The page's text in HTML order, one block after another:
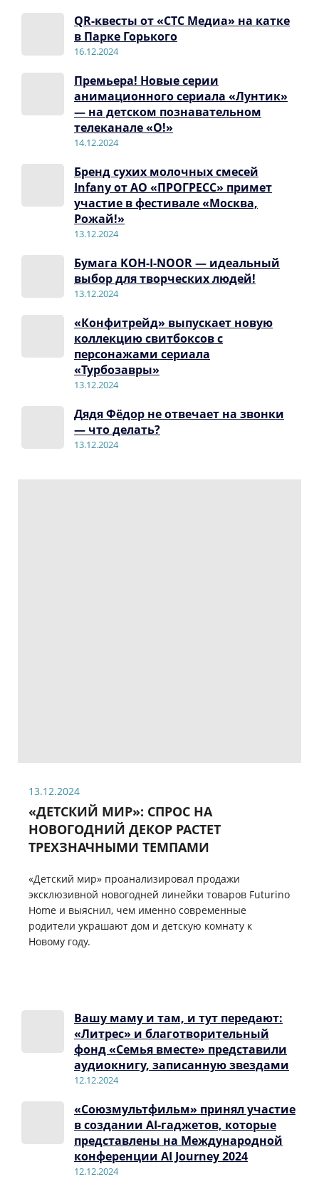
QR-квесты от «СТС Медиа» на катке
в Парке Горького
16.12.2024
Премьера! Новые серии
анимационного сериала «Лунтик»
— на детском познавательном
телеканале «О!»
14.12.2024
Бренд сухих молочных смесей
Infany от АО «ПРОГРЕСС» примет
участие в фестивале «Москва,
Рожай!»
13.12.2024
Бумага KOH-I-NOOR — идеальный
выбор для творческих людей!
13.12.2024
«Конфитрейд» выпускает новую
коллекцию свитбоксов с
персонажами сериала
«Турбозавры»
13.12.2024
Дядя Фёдор не отвечает на звонки
— что делать?
13.12.2024
13.12.2024
«ДЕТСКИЙ МИР»: СПРОС НА
НОВОГОДНИЙ ДЕКОР РАСТЕТ
ТРЕХЗНАЧНЫМИ ТЕМПАМИ
«Детский мир» проанализировал продажи
эксклюзивной новогодней линейки товаров Futurino
Home и выяснил, чем именно современные
родители украшают дом и детскую комнату к
Новому году.
Вашу маму и там, и тут передают:
«Литрес» и благотворительный
фонд «Семья вместе» представили
аудиокнигу, записанную звездами
12.12.2024
«Союзмультфильм» принял участие
в создании AI-гаджетов, которые
представлены на Международной
конференции AI Journey 2024
12.12.2024